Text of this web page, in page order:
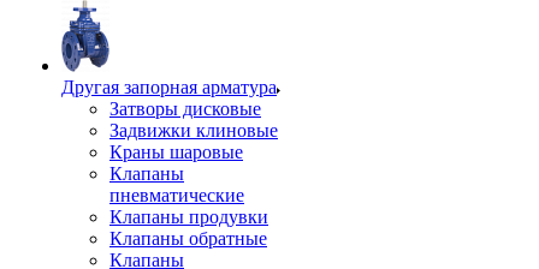
Другая запорная арматура
Затворы дисковые
Задвижки клиновые
Краны шаровые
Клапаны
пневматические
Клапаны продувки
Клапаны обратные
Клапаны